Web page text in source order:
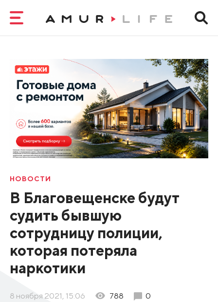
НОВОСТИ
В Благовещенске будут
судить бывшую
сотрудницу полиции,
которая потеряла
наркотики
8 ноября 2021, 15:06 788 0